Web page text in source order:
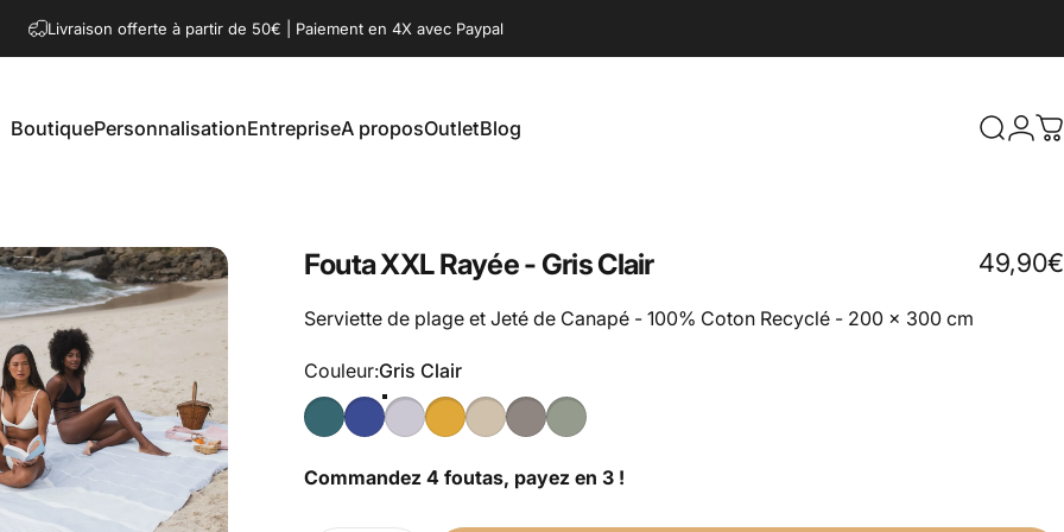
Livraison offerte à partir de 50€ | Paiement en 4X avec Paypal
BoutiquePersonnalisationEntrepriseA proposOutletBlog
Fouta XXL Rayée - Gris Clair 49,90€
Serviette de plage et Jeté de Canapé - 100% Coton Recyclé - 200 x 300 cm
Couleur
Couleur:Gris Clair
Commandez 4 foutas, payez en 3 !